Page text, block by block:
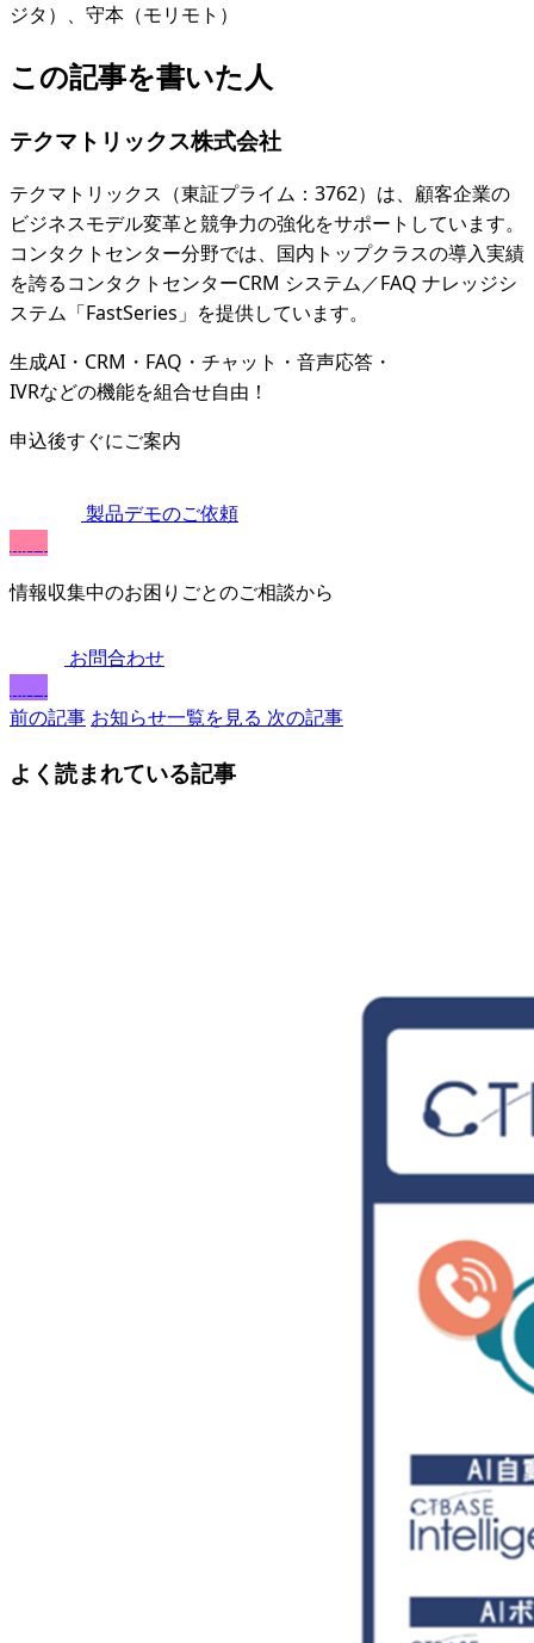
ジタ）、守本（モリモト）
この記事を書いた人
テクマトリックス株式会社
テクマトリックス（東証プライム：3762）は、顧客企業の
ビジネスモデル変革と競争力の強化をサポートしています。
コンタクトセンター分野では、国内トップクラスの導入実績
を誇るコンタクトセンターCRM システム／FAQ ナレッジシ
ステム「FastSeries」を提供しています。
生成AI・CRM・FAQ・チャット・音声応答・
IVRなどの機能を組合せ自由！
申込後すぐにご案内
製品デモのご依頼
情報収集中のお困りごとのご相談から
お問合わせ
前の記事 お知らせ一覧を見る 次の記事
よく読まれている記事